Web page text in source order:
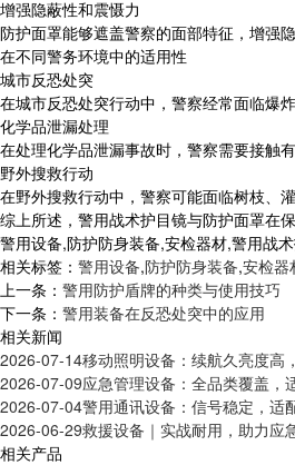
增强隐蔽性和震慑力
防护面罩能够遮盖警察的面部特征，增强
在不同警务环境中的适用性
城市反恐处突
在城市反恐处突行动中，警察经常面临爆
化学品泄漏处理
在处理化学品泄漏事故时，警察需要接触
野外搜救行动
在野外搜救行动中，警察可能面临树枝、
综上所述，警用战术护目镜与防护面罩在
警用设备,防护防身装备,安检器材,警用战
相关标签： 警用设备,防护防身装备,安检器
上一条： 警用防护盾牌的种类与使用技巧
下一条： 警用装备在反恐处突中的应用
相关新闻
2026-07-14移动照明设备：续航久亮度高
2026-07-09应急管理设备：全品类覆盖，
2026-07-04警用通讯设备：信号稳定，适
2026-06-29救援设备｜实战耐用，助力应
相关产品